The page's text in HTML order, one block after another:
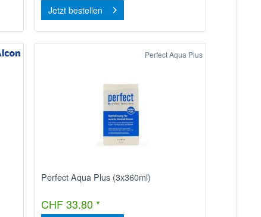
Jetzt bestellen
Perfect Aqua Plus
Perfect Aqua Plus (3x360ml)
CHF 33.80 *